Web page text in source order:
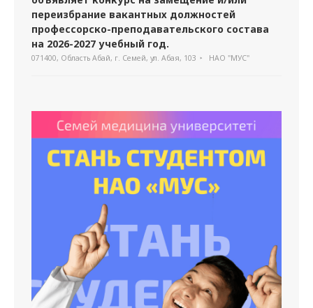
переизбрание вакантных должностей
профессорско-преподавательского состава
на 2026-2027 учебный год.
071400, Область Абай, г. Семей, ул. Абая, 103 НАО "МУС"